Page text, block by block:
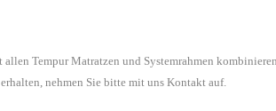
Tempur Matratzen und Systemrahmen
nehmen Sie bitte mit uns Kontakt auf.